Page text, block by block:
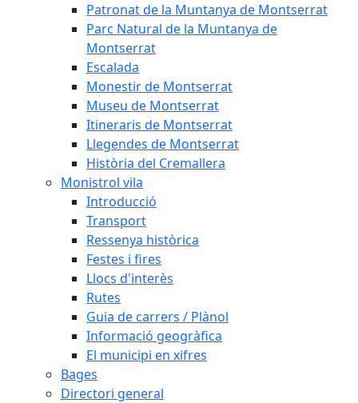
Patronat de la Muntanya de Montserrat
Parc Natural de la Muntanya de
Montserrat
Escalada
Monestir de Montserrat
Museu de Montserrat
Itineraris de Montserrat
Llegendes de Montserrat
Història del Cremallera
Monistrol vila
Introducció
Transport
Ressenya històrica
Festes i fires
Llocs d'interès
Rutes
Guia de carrers / Plànol
Informació geogràfica
El municipi en xifres
Bages
Directori general